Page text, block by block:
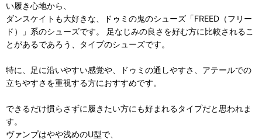
い履き心地から、
ダンスケイトも大好きな、ドゥミの鬼のシューズ「FREED（フリー
ド）」系のシューズです。 足なじみの良さを好む方に比較されるこ
とがあるであろう、タイプのシューズです。
特に、足に沿いやすい感覚や、ドゥミの通しやすさ、アテールでの
立ちやすさを重視する方におすすめです。
できるだけ慣らさずに履きたい方にも好まれるタイプだと思われま
す。
ヴァンプはやや浅めのU型で、